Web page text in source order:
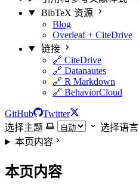
BibTeX 资源
Blog
Overleaf + CiteDrive
链接
🔗 CiteDrive
🔗 Datanautes
🔗 R Markdown
🔗 BehaviorCloud
GitHub
Twitter
选择主题
选择语言
本页内容
本页内容